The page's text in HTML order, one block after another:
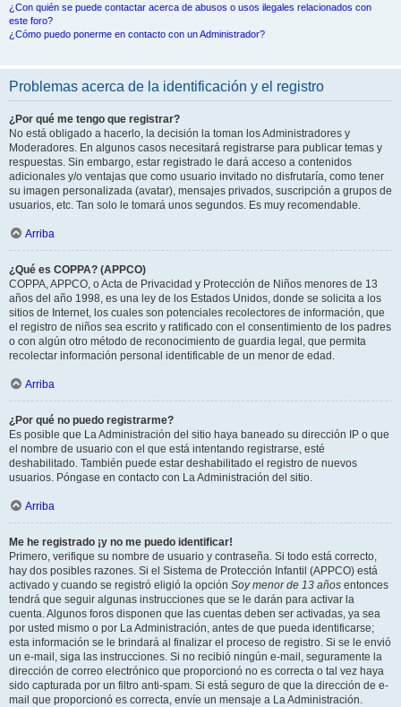
¿Con quién se puede contactar acerca de abusos o usos ilegales relacionados con
este foro?
¿Cómo puedo ponerme en contacto con un Administrador?
Problemas acerca de la identificación y el registro
¿Por qué me tengo que registrar?
No está obligado a hacerlo, la decisión la toman los Administradores y
Moderadores. En algunos casos necesitará registrarse para publicar temas y
respuestas. Sin embargo, estar registrado le dará acceso a contenidos
adicionales y/o ventajas que como usuario invitado no disfrutaría, como tener
su imagen personalizada (avatar), mensajes privados, suscripción a grupos de
usuarios, etc. Tan solo le tomará unos segundos. Es muy recomendable.
Arriba
¿Qué es COPPA? (APPCO)
COPPA, APPCO, o Acta de Privacidad y Protección de Niños menores de 13
años del año 1998, es una ley de los Estados Unidos, donde se solicita a los
sitios de Internet, los cuales son potenciales recolectores de información, que
el registro de niños sea escrito y ratificado con el consentimiento de los padres
o con algún otro método de reconocimiento de guardia legal, que permita
recolectar información personal identificable de un menor de edad.
Arriba
¿Por qué no puedo registrarme?
Es posible que La Administración del sitio haya baneado su dirección IP o que
el nombre de usuario con el que está intentando registrarse, esté
deshabilitado. También puede estar deshabilitado el registro de nuevos
usuarios. Póngase en contacto con La Administración del sitio.
Arriba
Me he registrado ¡y no me puedo identificar!
Primero, verifique su nombre de usuario y contraseña. Si todo está correcto,
hay dos posibles razones. Si el Sistema de Protección Infantil (APPCO) está
activado y cuando se registró eligió la opción Soy menor de 13 años entonces
tendrá que seguir algunas instrucciones que se le darán para activar la
cuenta. Algunos foros disponen que las cuentas deben ser activadas, ya sea
por usted mismo o por La Administración, antes de que pueda identificarse;
esta información se le brindará al finalizar el proceso de registro. Si se le envió
un e-mail, siga las instrucciones. Si no recibió ningún e-mail, seguramente la
dirección de correo electrónico que proporcionó no es correcta o tal vez haya
sido capturada por un filtro anti-spam. Si está seguro de que la dirección de e-
mail que proporcionó es correcta, envíe un mensaje a La Administración.